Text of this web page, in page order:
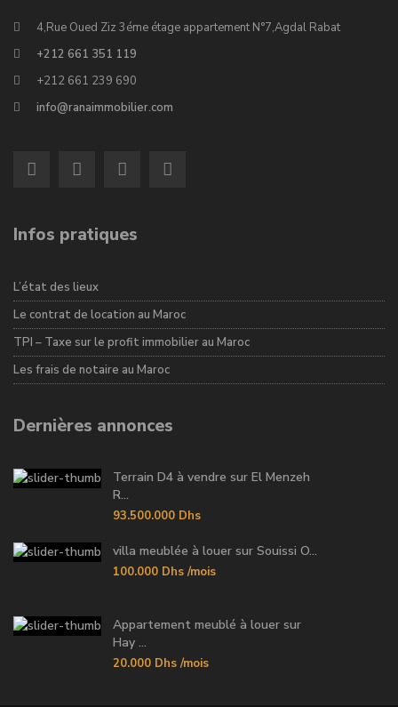
4,Rue Oued Ziz 3éme étage appartement N°7,Agdal Rabat
+212 661 351 119
+212 661 239 690
info@ranaimmobilier.com
Infos pratiques
L’état des lieux
Le contrat de location au Maroc
TPI – Taxe sur le profit immobilier au Maroc
Les frais de notaire au Maroc
Dernières annonces
Terrain D4 à vendre sur El Menzeh
R...
93.500.000 Dhs
villa meublée à louer sur Souissi O...
100.000 Dhs /mois
Appartement meublé à louer sur
Hay ...
20.000 Dhs /mois